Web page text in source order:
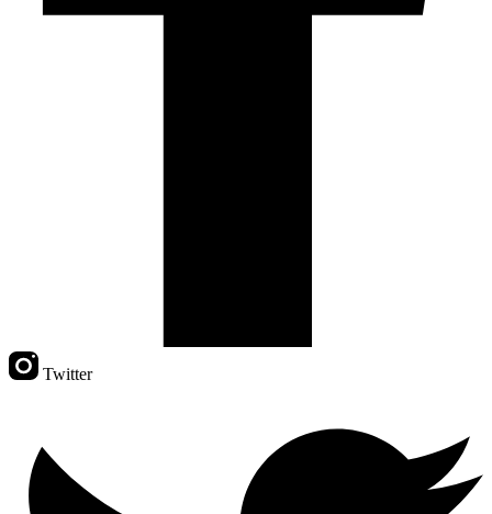
Twitter